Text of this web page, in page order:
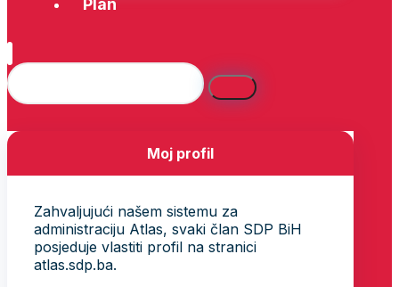
Plan
Moj profil
Zahvaljujući našem sistemu za
administraciju Atlas, svaki član SDP BiH
posjeduje vlastiti profil na stranici
atlas.sdp.ba.